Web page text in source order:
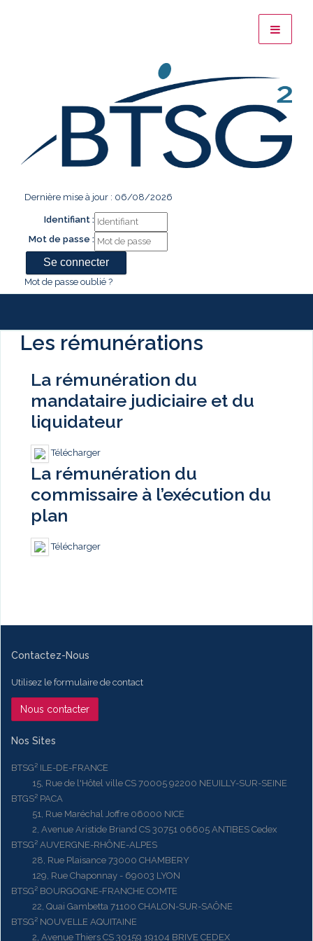
Dernière mise à jour : 06/08/2026
Identifiant :
Mot de passe :
Mot de passe oublié ?
Les rémunérations
La rémunération du
mandataire judiciaire et du
liquidateur
Télécharger
La rémunération du
commissaire à l’exécution du
plan
Télécharger
Contactez-Nous
Utilisez le formulaire de contact
Nous contacter
Nos Sites
BTSG² ILE-DE-FRANCE
15, Rue de l'Hôtel ville CS 70005 92200 NEUILLY-SUR-SEINE
BTGS² PACA
51, Rue Maréchal Joffre 06000 NICE
2, Avenue Aristide Briand CS 30751 06605 ANTIBES Cedex
BTSG² AUVERGNE-RHÔNE-ALPES
28, Rue Plaisance 73000 CHAMBERY
129, Rue Chaponnay - 69003 LYON
BTSG² BOURGOGNE-FRANCHE COMTE
22, Quai Gambetta 71100 CHALON-SUR-SAÔNE
BTSG² NOUVELLE AQUITAINE
2, Avenue Thiers CS 30159 19104 BRIVE CEDEX